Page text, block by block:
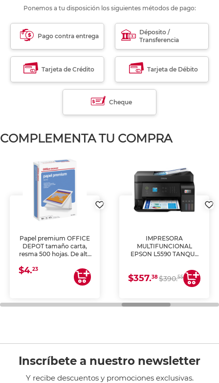
Ponemos a tu disposición los siguientes métodos de pago:
Pago contra entrega
Déposito /
Transferencia
Tarjeta de Crédito Tarjeta de Débito
Cheque
COMPLEMENTA TU COMPRA
Papel premium OFFICE
DEPOT tamaño carta,
resma 500 hojas. De alta
uniforme, ideal para
impresoras de inyección
de tinta y láser,
general de oficina.
$4.23
IMPRESORA
MULTIFUNCIONAL
EPSON L5590 TANQUE
COPIA Y ESCANEA)
$357.38$390.55
Inscríbete a nuestro newsletter
Y recibe descuentos y promociones exclusivas.